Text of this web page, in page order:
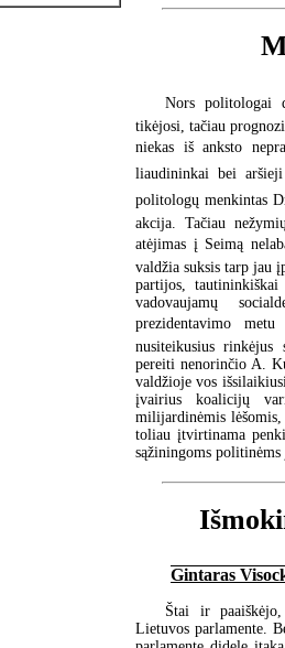
Nors politologai
tikėjosi, tačiau
niekas iš anksto
liaudininkai bei
politologų menkintas
akcija. Tačiau
atėjimas į Seimą
valdžia suksis tarp jau
partijos,
vadovaujamų
prezidentavimo
nusiteikusius
pereiti nenorinčio A.
valdžioje vos
įvairius koalicijų
milijardinėmis
toliau įtvirtinama
sąžiningoms politinėms
Gintaras
Štai ir
Lietuvos parlamente.